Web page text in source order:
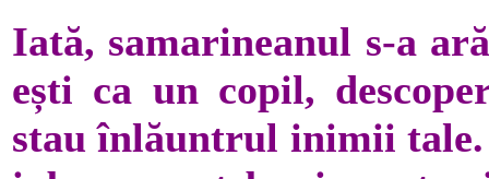
Iată, samarineanul s-a
ești ca un copil,
stau înlăuntrul inimii tale.